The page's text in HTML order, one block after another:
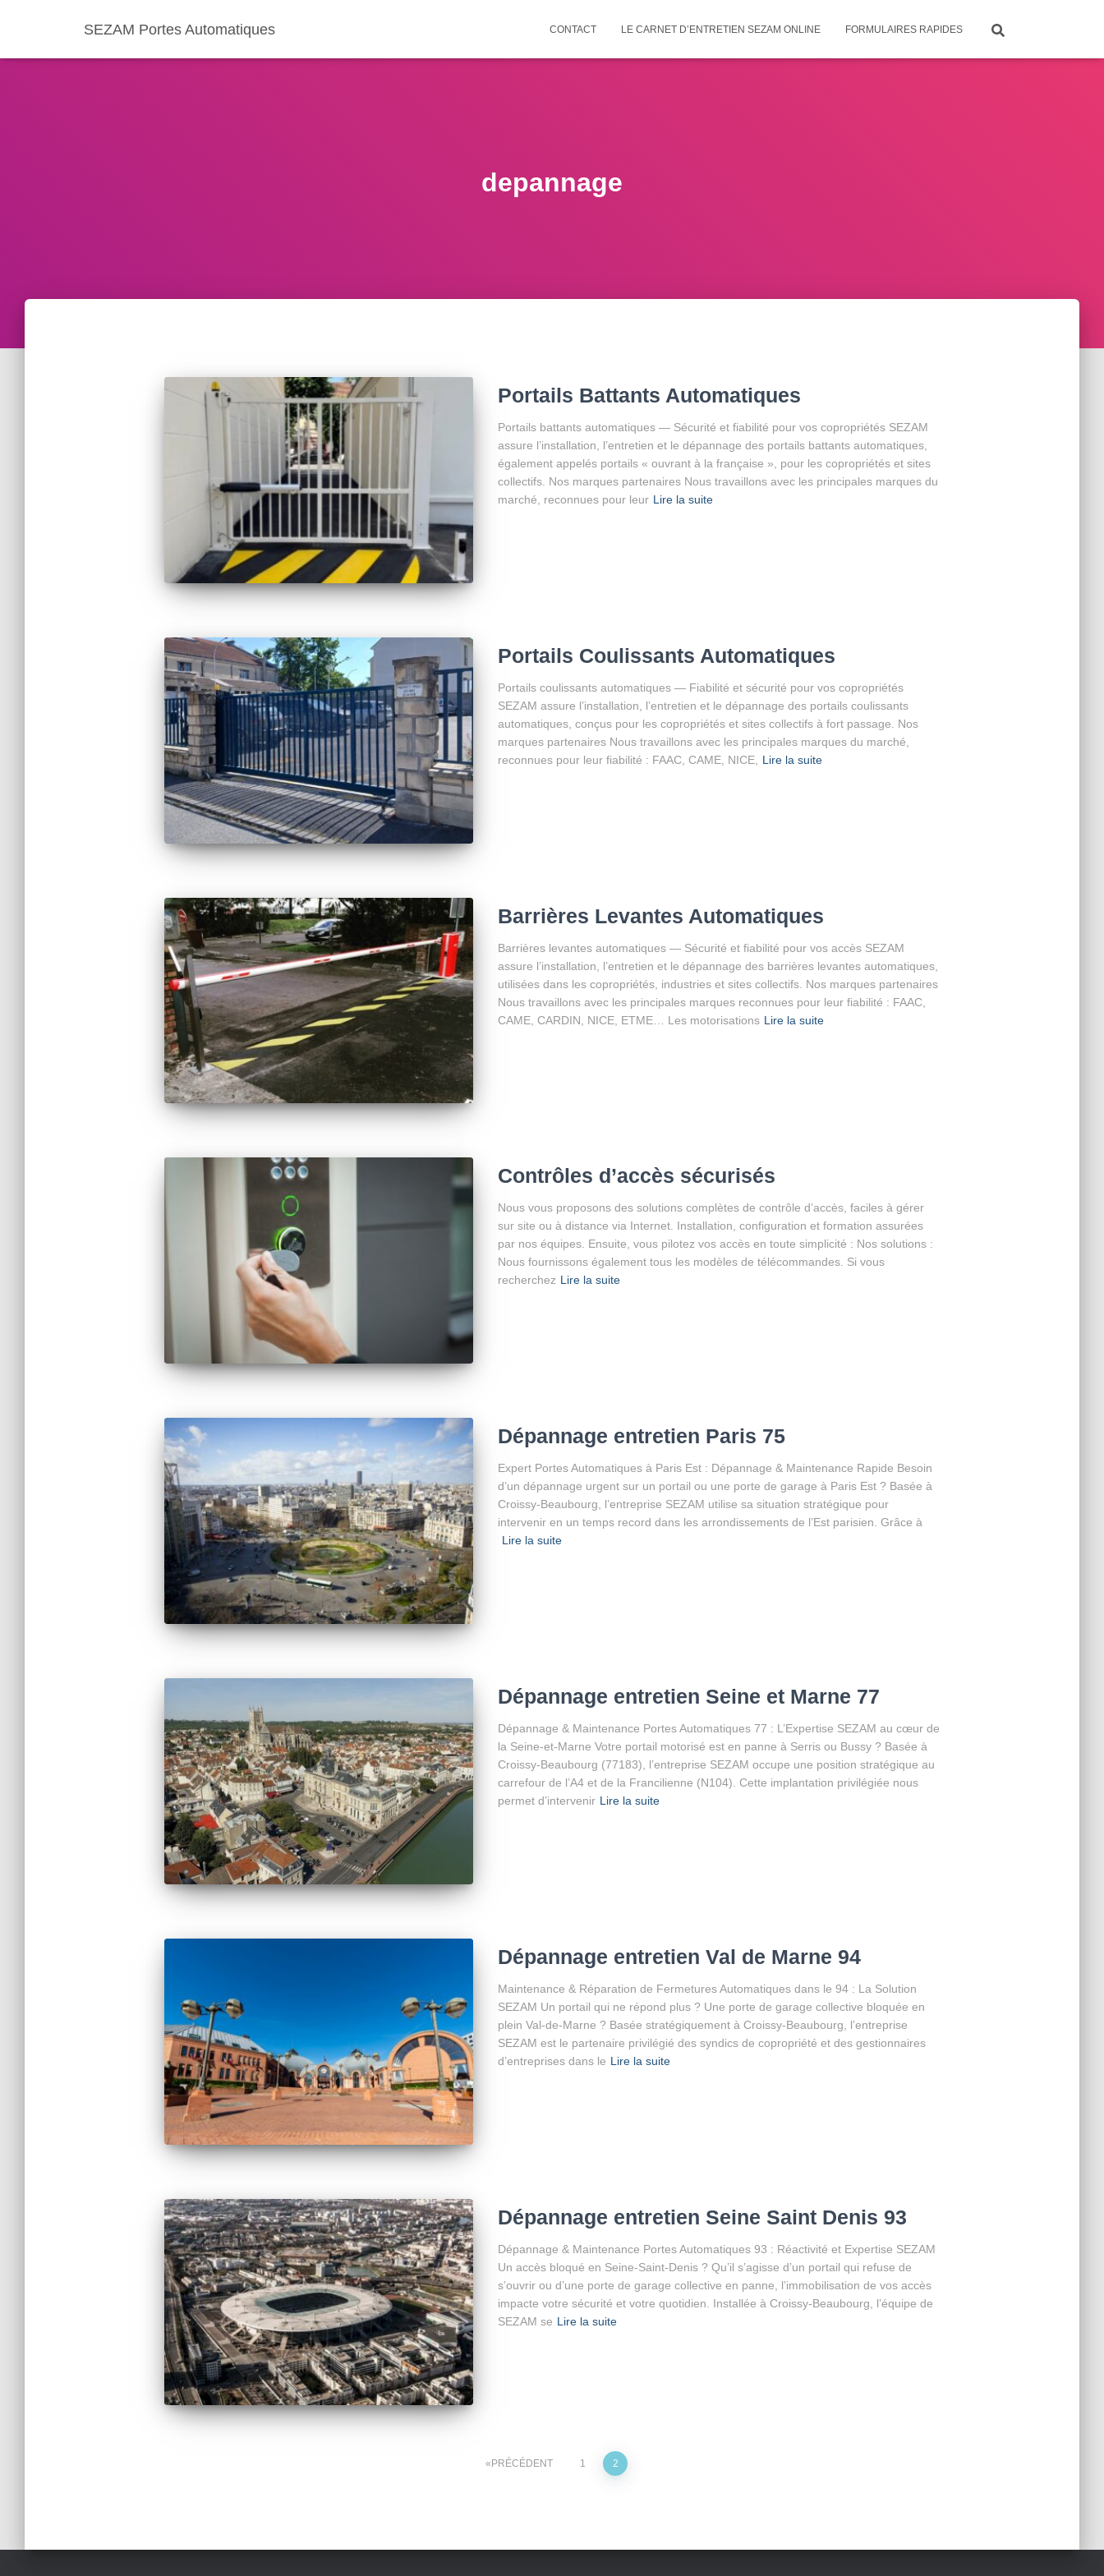
SEZAM Portes Automatiques CONTACT LE CARNET D’ENTRETIEN SEZAM ONLINE FORMULAIRES RAPIDES
depannage
Portails Battants Automatiques
Portails battants automatiques — Sécurité et fiabilité pour vos copropriétés SEZAM
assure l’installation, l’entretien et le dépannage des portails battants automatiques,
également appelés portails « ouvrant à la française », pour les copropriétés et sites
collectifs. Nos marques partenaires Nous travaillons avec les principales marques du
marché, reconnues pour leur Lire la suite
Portails Coulissants Automatiques
Portails coulissants automatiques — Fiabilité et sécurité pour vos copropriétés
SEZAM assure l’installation, l’entretien et le dépannage des portails coulissants
automatiques, conçus pour les copropriétés et sites collectifs à fort passage. Nos
marques partenaires Nous travaillons avec les principales marques du marché,
reconnues pour leur fiabilité : FAAC, CAME, NICE,
Lire la suite
Barrières Levantes Automatiques
Barrières levantes automatiques — Sécurité et fiabilité pour vos accès SEZAM
assure l’installation, l’entretien et le dépannage des barrières levantes automatiques,
utilisées dans les copropriétés, industries et sites collectifs. Nos marques partenaires
Nous travaillons avec les principales marques reconnues pour leur fiabilité : FAAC,
CAME, CARDIN, NICE, ETME… Les motorisations Lire la suite
Contrôles d’accès sécurisés
Nous vous proposons des solutions complètes de contrôle d’accès, faciles à gérer
sur site ou à distance via Internet. Installation, configuration et formation assurées
par nos équipes. Ensuite, vous pilotez vos accès en toute simplicité : Nos solutions :
Nous fournissons également tous les modèles de télécommandes. Si vous
recherchez Lire la suite
Dépannage entretien Paris 75
Expert Portes Automatiques à Paris Est : Dépannage & Maintenance Rapide Besoin
d’un dépannage urgent sur un portail ou une porte de garage à Paris Est ? Basée à
Croissy-Beaubourg, l’entreprise SEZAM utilise sa situation stratégique pour
intervenir en un temps record dans les arrondissements de l’Est parisien. Grâce à
Lire la suite
Dépannage entretien Seine et Marne 77
Dépannage & Maintenance Portes Automatiques 77 : L’Expertise SEZAM au cœur de
la Seine-et-Marne Votre portail motorisé est en panne à Serris ou Bussy ? Basée à
Croissy-Beaubourg (77183), l’entreprise SEZAM occupe une position stratégique au
carrefour de l’A4 et de la Francilienne (N104). Cette implantation privilégiée nous
permet d’intervenir Lire la suite
Dépannage entretien Val de Marne 94
Maintenance & Réparation de Fermetures Automatiques dans le 94 : La Solution
SEZAM Un portail qui ne répond plus ? Une porte de garage collective bloquée en
plein Val-de-Marne ? Basée stratégiquement à Croissy-Beaubourg, l’entreprise
SEZAM est le partenaire privilégié des syndics de copropriété et des gestionnaires
d’entreprises dans le Lire la suite
Dépannage entretien Seine Saint Denis 93
Dépannage & Maintenance Portes Automatiques 93 : Réactivité et Expertise SEZAM
Un accès bloqué en Seine-Saint-Denis ? Qu’il s’agisse d’un portail qui refuse de
s’ouvrir ou d’une porte de garage collective en panne, l’immobilisation de vos accès
impacte votre sécurité et votre quotidien. Installée à Croissy-Beaubourg, l’équipe de
SEZAM se Lire la suite
PRÉCÉDENT 1 2